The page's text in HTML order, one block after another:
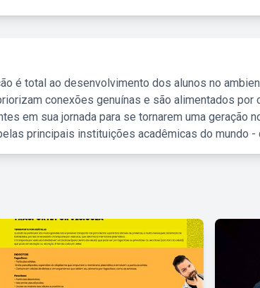
é total ao desenvolvimento dos alunos no
conexões genuínas e são alimentados por
em sua jornada para se tornarem uma geração
principais instituições acadêmicas do mundo -